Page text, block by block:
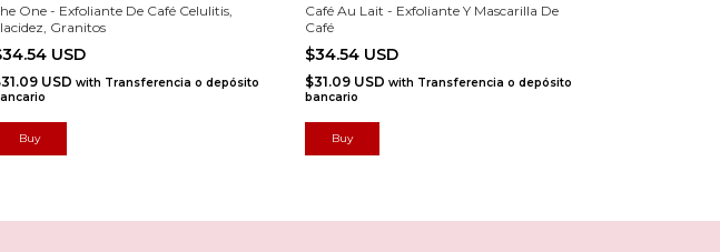
One - Exfoliante De Café Celulitis,
Granitos
USD
USD with Transferencia o depósito
Café Au Lait - Exfoliante Y Mascarilla De
Café
$34.54 USD
$31.09 USD with Transferencia o depósito
bancario